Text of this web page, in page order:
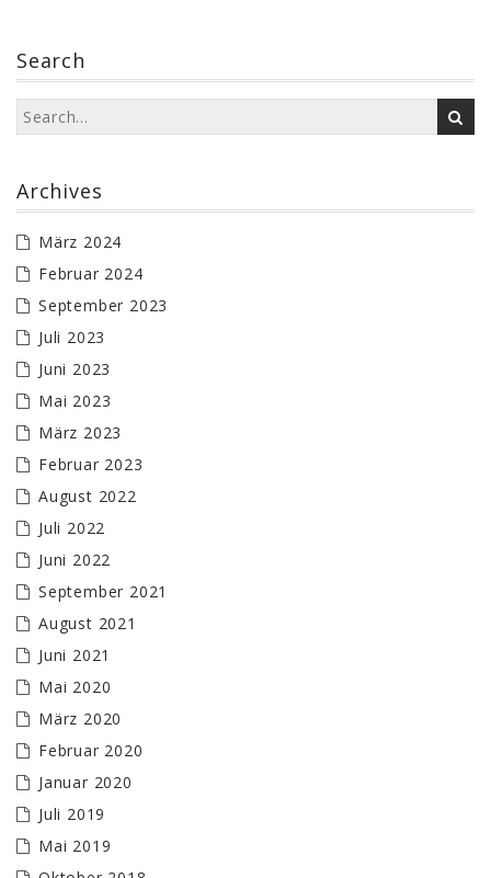
Search
Archives
März 2024
Februar 2024
September 2023
Juli 2023
Juni 2023
Mai 2023
März 2023
Februar 2023
August 2022
Juli 2022
Juni 2022
September 2021
August 2021
Juni 2021
Mai 2020
März 2020
Februar 2020
Januar 2020
Juli 2019
Mai 2019